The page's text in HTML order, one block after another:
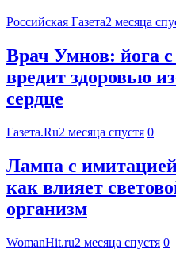
Российская Газета2 месяца
Врач Умнов: йога
вредит здоровью
сердце
Газета.Ru2 месяца спустя 0
Лампа с имитацией
как влияет
организм
WomanHit.ru2 месяца спустя 0